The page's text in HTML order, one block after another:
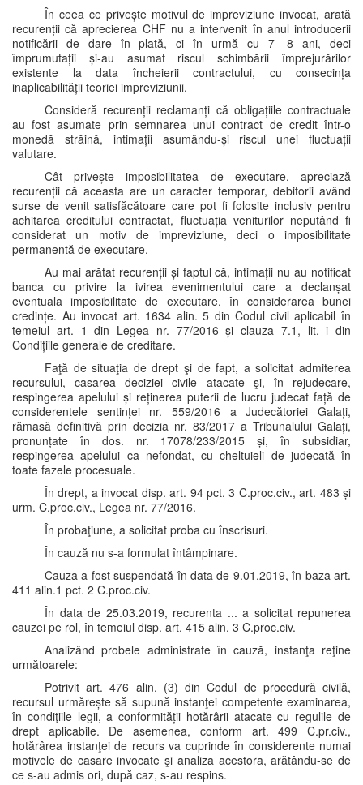
În ceea ce privește motivul de impreviziune invocat, arată
recurenții că aprecierea CHF nu a intervenit în anul introducerii
notificării de dare în plată, ci în urmă cu 7- 8 ani, deci
împrumutații și-au asumat riscul schimbării împrejurărilor
existente la data încheierii contractului, cu consecința
inaplicabilității teoriei impreviziunii.
Consideră recurenții reclamanți că obligațiile contractuale
au fost asumate prin semnarea unui contract de credit într-o
monedă străină, intimații asumându-și riscul unei fluctuații
valutare.
Cât privește imposibilitatea de executare, apreciază
recurenții că aceasta are un caracter temporar, debitorii având
surse de venit satisfăcătoare care pot fi folosite inclusiv pentru
achitarea creditului contractat, fluctuația veniturilor neputând fi
considerat un motiv de impreviziune, deci o imposibilitate
permanentă de executare.
Au mai arătat recurenții și faptul că, intimații nu au notificat
banca cu privire la ivirea evenimentului care a declanșat
eventuala imposibilitate de executare, în considerarea bunei
credințe. Au invocat art. 1634 alin. 5 din Codul civil aplicabil în
temeiul art. 1 din Legea nr. 77/2016 și clauza 7.1, lit. i din
Condițiile generale de creditare.
Faţă de situaţia de drept şi de fapt, a solicitat admiterea
recursului, casarea deciziei civile atacate şi, în rejudecare,
respingerea apelului și reținerea puterii de lucru judecat față de
considerentele sentinței nr. 559/2016 a Judecătoriei Galați,
rămasă definitivă prin decizia nr. 83/2017 a Tribunalului Galați,
pronunțate în dos. nr. 17078/233/2015 și, în subsidiar,
respingerea apelului ca nefondat, cu cheltuieli de judecată în
toate fazele procesuale.
În drept, a invocat disp. art. 94 pct. 3 C.proc.civ., art. 483 și
urm. C.proc.civ., Legea nr. 77/2016.
În probaţiune, a solicitat proba cu înscrisuri.
În cauză nu s-a formulat întâmpinare.
Cauza a fost suspendată în data de 9.01.2019, în baza art.
411 alin.1 pct. 2 C.proc.civ.
În data de 25.03.2019, recurenta ... a solicitat repunerea
cauzei pe rol, în temeiul disp. art. 415 alin. 3 C.proc.civ.
Analizând probele administrate în cauză, instanţa reţine
următoarele:
Potrivit art. 476 alin. (3) din Codul de procedură civilă,
recursul urmărește să supună instanţei competente examinarea,
în condiţiile legii, a conformității hotărârii atacate cu regulile de
drept aplicabile. De asemenea, conform art. 499 C.pr.civ.,
hotărârea instanţei de recurs va cuprinde în considerente numai
motivele de casare invocate şi analiza acestora, arătându-se de
ce s-au admis ori, după caz, s-au respins.